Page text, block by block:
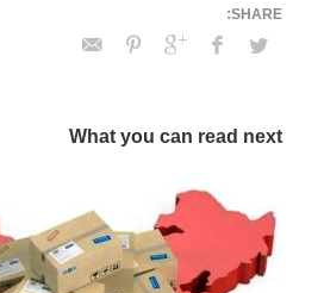
What you can read next